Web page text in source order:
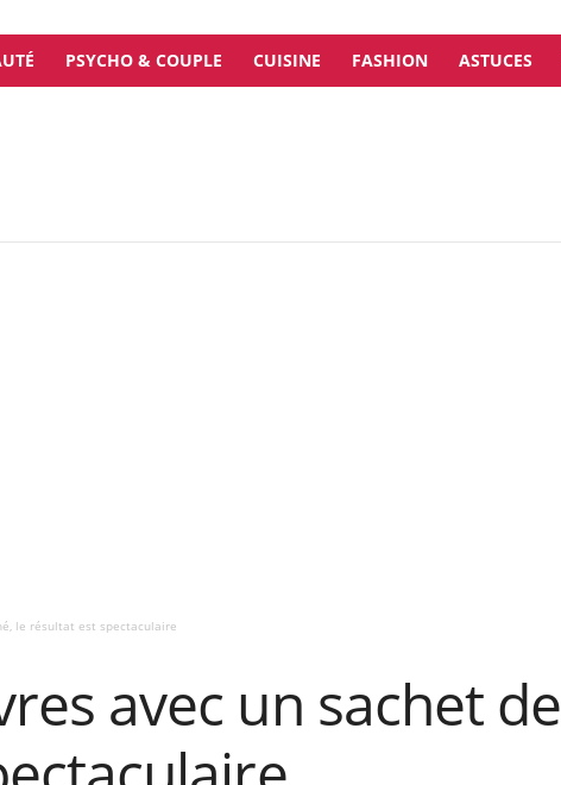
PSYCHO & COUPLE CUISINE FASHION ASTUCES
le résultat est spectaculaire
avec un sachet